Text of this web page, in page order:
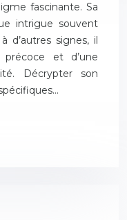
fascinante. Sa
intrigue souvent
d’autres signes, il
et d’une
Décrypter son